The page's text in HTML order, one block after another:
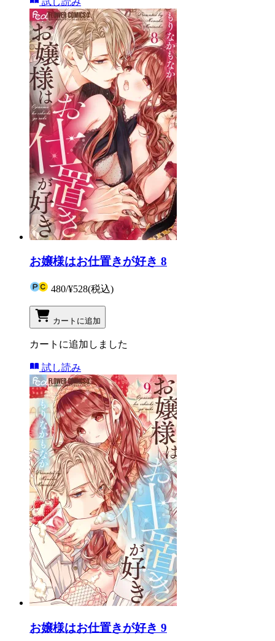
お嬢様はお仕置きが好き 8
480/¥528(税込)
カートに追加
カートに追加しました
試し読み
お嬢様はお仕置きが好き 9